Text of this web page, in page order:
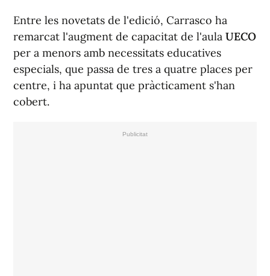
Entre les novetats de l'edició, Carrasco ha
remarcat l'augment de capacitat de l'aula UECO
per a menors amb necessitats educatives
especials, que passa de tres a quatre places per
centre, i ha apuntat que pràcticament s'han
cobert.